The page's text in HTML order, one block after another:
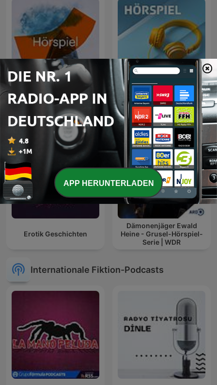
Hörspiel Hörspiel
Erotik Geschichten
Dämonenjäger Ewald
Heine - Grusel-Hörspiel-
Serie | WDR
Internationale Fiktion-Podcasts
APP HERUNTERLADEN